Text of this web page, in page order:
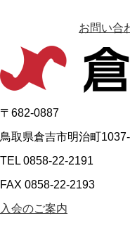
お問い合
〒682-0887
鳥取県倉吉市明治町
TEL 0858-22-2191
FAX 0858-22-2193
入会のご案内